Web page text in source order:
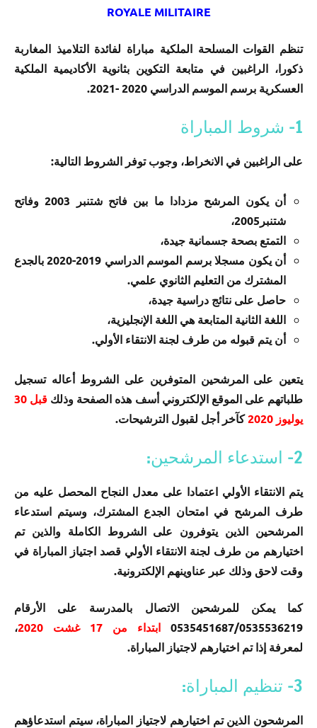
ROYALE MILITAIRE
تنظم القوات المسلحة الملكية مباراة لفائدة التلاميذ المغاربة
ذكورا، الراغبين في متابعة التكوين بثانوية الأكاديمية الملكية
العسكرية برسم الموسم الدراسي 2020 -2021.
1- شروط المباراة
على الراغبين في الانخراط، وجوب توفر الشروط التالية:
أن يكون المرشح مزدادا ما بين فاتح شتنبر 2003 وفاتح
شتنبر2005،
التمتع بصحة جسمانية جيدة،
أن يكون مسجلا برسم الموسم الدراسي 2019-2020 بالجدع
المشترك من التعليم الثانوي علمي.
حاصل على نتائج دراسية جيدة،
اللغة الثانية المتابعة هي اللغة الإنجليزية،
أن يتم قبوله من طرف لجنة الانتقاء الأولي.
يتعين على المرشحين المتوفرين على الشروط أعاله تسجيل
طلباتهم على الموقع الإلكتروني أسف هذه الصفحة وذلك
قبل 30
يوليوز 2020
كآخر أجل لقبول الترشيحات.
2- استدعاء المرشحين:
يتم الانتقاء الأولي اعتمادا على معدل النجاح المحصل عليه من
طرف المرشح في امتحان الجدع المشترك، وسيتم استدعاء
المرشحين الذين يتوفرون على الشروط الكاملة والذين تم
اختيارهم من طرف لجنة الانتقاء الأولي قصد اجتياز المباراة في
وقت لاحق وذلك عبر عناوينهم الإلكترونية.
كما يمكن للمرشحين الاتصال بالمدرسة على الأرقام
0535451687/0535536219
ابتداء من 17 غشت 2020
،
لمعرفة إذا تم اختيارهم لاجتياز المباراة.
3- تنظيم المباراة:
المرشحون الذين تم اختيارهم لاجتياز المباراة، سيتم استدعاؤهم